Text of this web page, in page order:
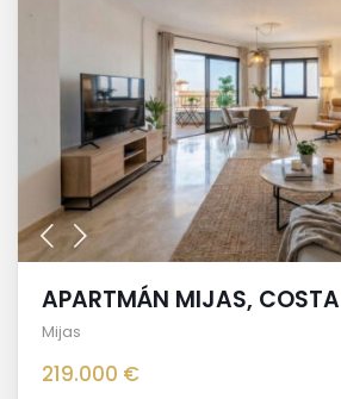
APARTMÁN MIJAS, COSTA
Mijas
219.000 €